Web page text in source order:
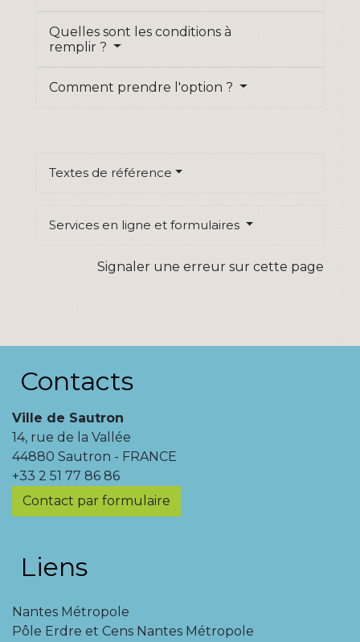
Quelles sont les conditions à
remplir ?
Comment prendre l'option ?
Textes de référence
Services en ligne et formulaires
Signaler une erreur sur cette page
Contacts
Ville de Sautron
14, rue de la Vallée
44880 Sautron - FRANCE
+33 2 51 77 86 86
Contact par formulaire
Liens
Nantes Métropole
Pôle Erdre et Cens Nantes Métropole